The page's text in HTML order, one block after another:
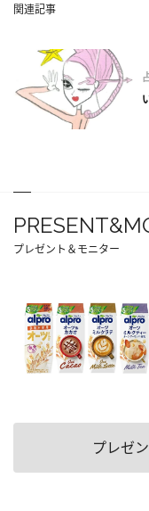
関連記事
プレゼント＆モニター
プレゼ